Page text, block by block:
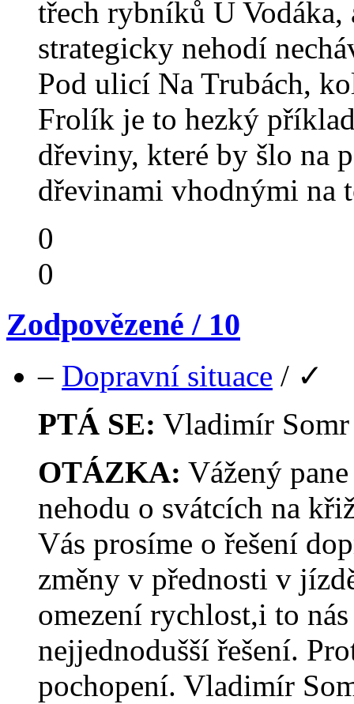
třech rybníků U Vodáka,
strategicky nehodí
Pod ulicí Na Trubách,
Frolík je to hezký
dřeviny, které by šlo na
dřevinami vhodnými na
0
0
Zodpovězené / 10
– Dopravní situace / ✓
PTÁ SE: Vladimír
OTÁZKA: Vážený
nehodu o svátcích na
Vás prosíme o řešení
změny v přednosti v
omezení rychlost,i to
nejjednodušší řešení.
pochopení. Vladimír